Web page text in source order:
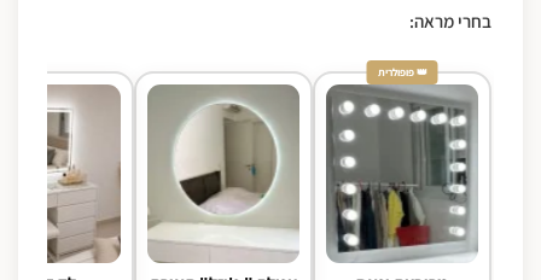
בחרי מראה:
👑 פופולרית